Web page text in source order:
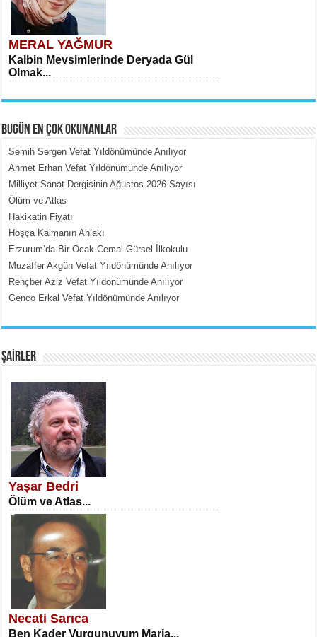
MERAL YAĞMUR
Kalbin Mevsimlerinde Deryada Gül
Olmak...
MEHMET ÇOBAN
İçerdeki Put Dışardaki Maskeler...
SATILMIŞ ÜMİT ÇETİNKAYA
Erkenlik...
NECLA DİLEK ARSLAN
Öğretmenler Günü Mahkemesi...
BUGÜN EN ÇOK OKUNANLAR
Semih Sergen Vefat Yıldönümünde Anılıyor
Ahmet Erhan Vefat Yıldönümünde Anılıyor
Milliyet Sanat Dergisinin Ağustos 2026 Sayısı
Ölüm ve Atlas
Hakikatin Fiyatı
Hoşça Kalmanın Ahlakı
Erzurum’da Bir Ocak Cemal Gürsel İlkokulu
Muzaffer Akgün Vefat Yıldönümünde Anılıyor
Rençber Aziz Vefat Yıldönümünde Anılıyor
Genco Erkal Vefat Yıldönümünde Anılıyor
ŞAİRLER
Yaşar Bedri
Ölüm ve Atlas...
Necati Sarıca
Ben Kader Vurgunuyum Maria...